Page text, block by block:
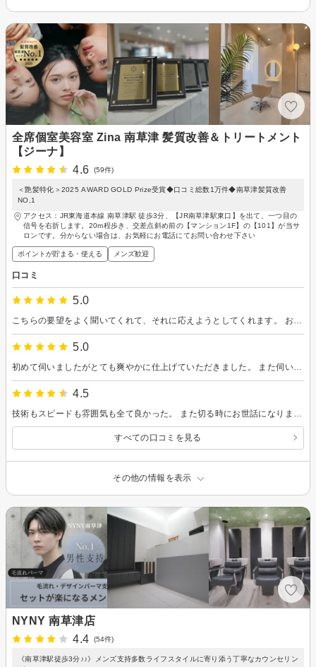
全席個室美容室 Zina 南草津 髪質改善＆トリートメント
【ジーナ】
4.6
(59件)
＜艶髪特化＞2025 AWARD GOLD Prize受賞◆口コミ総数1万件◆南草津髪質改善
NO,1
アクセス：JR東海道本線 南草津駅 徒歩3分、【JR南草津駅東口】を出て、一つ目の
信号を右折します。20m程歩き、交差点斜め前の【マンション1F】の【101】が当サ
ロンです。分からない場合は、お気軽にお電話にてお問い合わせ下さい
ポイントが貯まる・使える メンズ歓迎
口コミ
5.0
5.0
初めて伺いましたがとても爽やかに仕上げていただきました。 また伺います。
4.5
すべての口コミを見る
その他の情報を表示
NYNY 南草津店
4.4
(54件)
《南草津駅徒歩3分♪♪》メンズ支持多数ライフスタイルに寄り添う丁寧なカウンセリン